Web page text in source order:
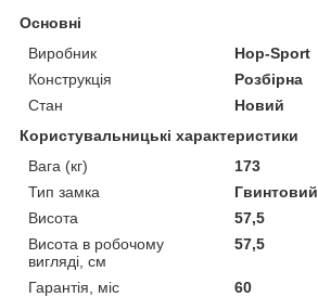
Основні
Виробник
Hop-Sport
Конструкція
Розбірна
Стан
Новий
Користувальницькі характеристики
Вага (кг)
173
Тип замка
Гвинтовий
Висота
57,5
Висота в робочому
вигляді, см
57,5
Гарантія, міс
60